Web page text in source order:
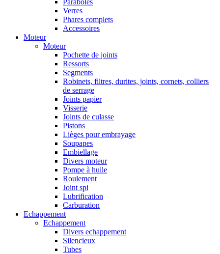
Verres
Phares complets
Accessoires
Moteur
Moteur
Pochette de joints
Ressorts
Segments
Robinets, filtres, durites, joints, cornets, colliers
de serrage
Joints papier
Visserie
Joints de culasse
Pistons
Lièges pour embrayage
Soupapes
Embiellage
Divers moteur
Pompe à huile
Roulement
Joint spi
Lubrification
Carburation
Echappement
Echappement
Divers echappement
Silencieux
Tubes